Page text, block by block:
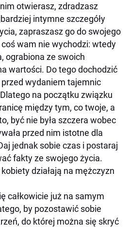
otwierasz, zdradzasz
intymne szczegóły
zapraszasz go do swojego
wam nie wychodzi: wtedy
ograbiona ze swoich
wartości. Do tego dochodzić
wydaniem tajemnic
na początku związku
między tym, co twoje, a
być nie była szczera wobec
przed nim istotne dla
jednak sobie czas i postaraj
fakty ze swojego życia.
działają na mężczyzn
całkowicie już na samym
by pozostawić sobie
do której można się skryć